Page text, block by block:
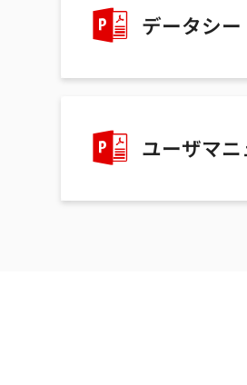
データシー
ユーザマ